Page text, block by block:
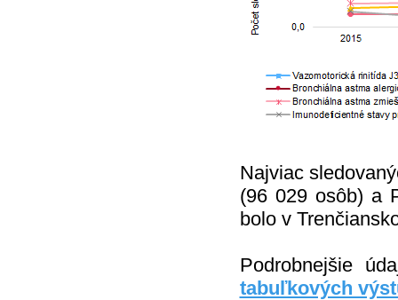
Najviac
(96 029 osôb) a
bolo v
Podrobnejšie
tabuľkových